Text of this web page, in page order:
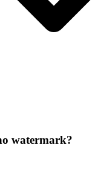
watermark?